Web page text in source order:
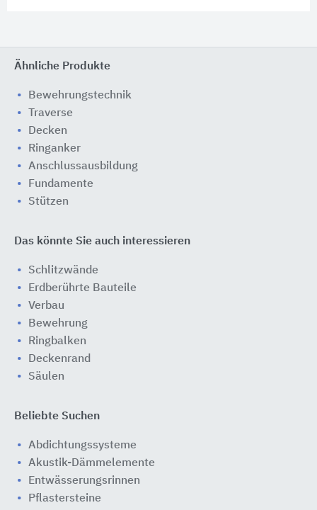
Ähnliche Produkte
Bewehrungstechnik
Traverse
Decken
Ringanker
Anschlussausbildung
Fundamente
Stützen
Das könnte Sie auch interessieren
Schlitzwände
Erdberührte Bauteile
Verbau
Bewehrung
Ringbalken
Deckenrand
Säulen
Beliebte Suchen
Abdichtungssysteme
Akustik-Dämmelemente
Entwässerungsrinnen
Pflastersteine